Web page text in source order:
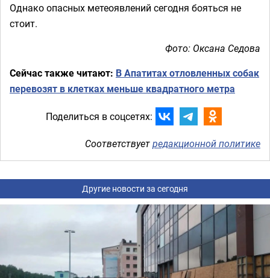
Однако опасных метеоявлений сегодня бояться не
стоит.
Фото: Оксана Седова
Сейчас также читают: В Апатитах отловленных собак
перевозят в клетках меньше квадратного метра
Поделиться в соцсетях:
Соответствуетредакционной политике
Другие новости за сегодня